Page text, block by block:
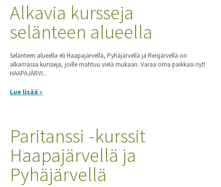
Alkavia kursseja
selänteen alueella
Selänteen alueella eli Haapajärvellä, Pyhäjärvellä ja Reisjärvellä on
alkamassa kursseja, joille mahtuu vielä mukaan. Varaa oma paikkasi nyt!
HAAPAJÄRVI...
Lue lisää »
Paritanssi -kurssit
Haapajärvellä ja
Pyhäjärvellä